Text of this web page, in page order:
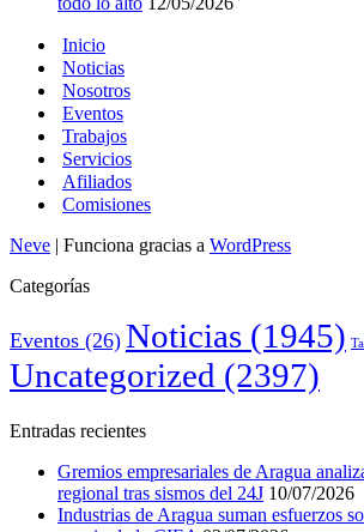
Inicio
Noticias
Nosotros
Eventos
Trabajos
Servicios
Afiliados
Comisiones
Neve | Funciona gracias a WordPress
Categorías
Eventos (26) Noticias (1945)
Uncategorized (2397)
Entradas recientes
Gremios empresariales de Aragua
regional tras sismos del 24J 10/07/2026
Industrias de Aragua suman esfuerzos